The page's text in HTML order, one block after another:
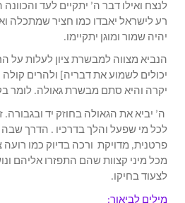
לנצח ואילו דבר ה’ יתקיים לעד
רע לישראל יאבדו כמו חציר שמתכלה
יהיה שמור ומוגן יתקיימו.
הנביא מצווה למבשרת ציון לעלות על
יכולים לשמוע את דבריה] ולהרים
יקרה והיא סתם מבשרת גאולה. לומר
ה’ יביא את הגאולה בחוזק יד
לכל מי שפעל והלך בדרכיו . הדרך
פרטנית, מדויקת ורכה בדיוק כמו
מכל מיני קצוות שהם התפזרו אליהם
לצעוד בחיקו.
מילים לביאור: